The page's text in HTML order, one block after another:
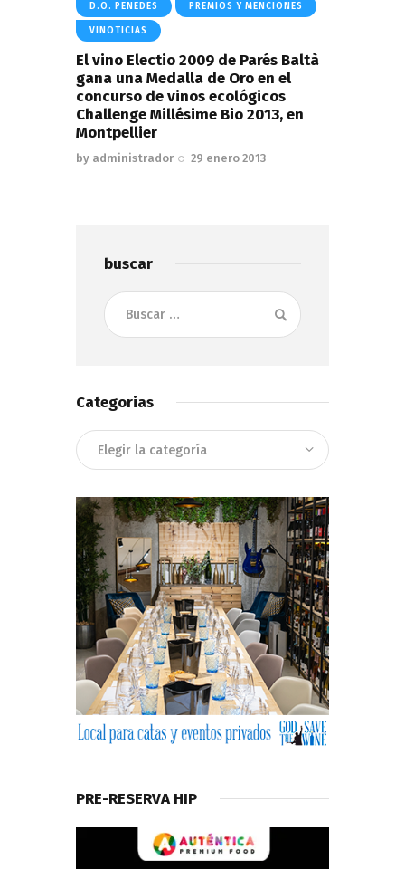
D.O. PENEDES PREMIOS Y MENCIONES
VINOTICIAS
El vino Electio 2009 de Parés Baltà
gana una Medalla de Oro en el
concurso de vinos ecológicos
Challenge Millésime Bio 2013, en
Montpellier
by administrador 29 enero 2013
buscar
Buscar:
Categorias
Categorias
PRE-RESERVA HIP